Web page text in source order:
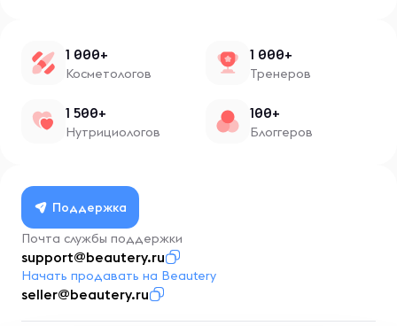
1 000+
Косметологов
1 000+
Тренеров
1 500+
Нутрициологов
100+
Блоггеров
Поддержка
Почта службы поддержки
support@beautery.ru
Начать продавать на Beautery
seller@beautery.ru